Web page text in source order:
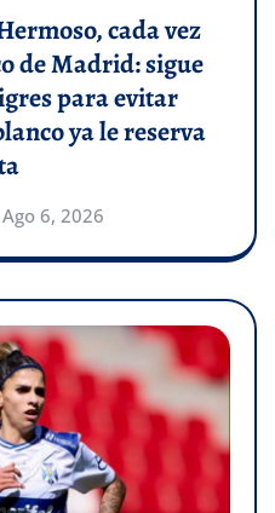
cada vez
de Madrid: sigue
para evitar
ya le reserva
Ago 6, 2026